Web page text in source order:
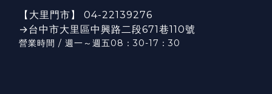
【大里門市】 04-22139276
→台中市大里區中興路二段671巷110號
營業時間 / 週一～週五08：30-17：30